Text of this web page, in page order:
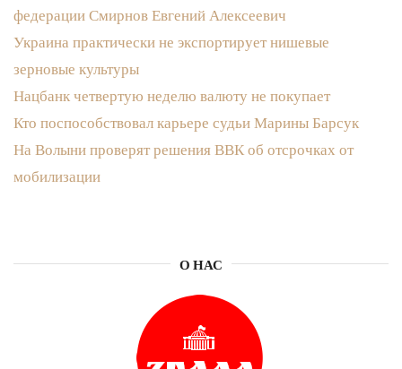
федерации Смирнов Евгений Алексеевич
Украина практически не экспортирует нишевые
зерновые культуры
Нацбанк четвертую неделю валюту не покупает
Кто поспособствовал карьере судьи Марины Барсук
На Волыни проверят решения ВВК об отсрочках от
мобилизации
О НАС